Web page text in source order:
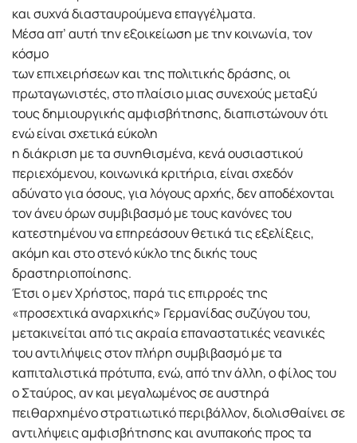
και συχνά διασταυρούμενα επαγγέλματα.
Μέσα απ’ αυτή την εξοικείωση με την κοινωνία, τον
κόσμο
των επιχειρήσεων και της πολιτικής δράσης, οι
πρωταγωνιστές, στο πλαίσιο μιας συνεχούς μεταξύ
τους δημιουργικής αμφισβήτησης, διαπιστώνουν ότι
ενώ είναι σχετικά εύκολη
η διάκριση με τα συνηθισμένα, κενά ουσιαστικού
περιεχόμενου, κοινωνικά κριτήρια, είναι σχεδόν
αδύνατο για όσους, για λόγους αρχής, δεν αποδέχονται
τον άνευ όρων συμβιβασμό με τους κανόνες του
κατεστημένου να επηρεάσουν θετικά τις εξελίξεις,
ακόμη και στο στενό κύκλο της δικής τους
δραστηριοποίησης.
Έτσι ο μεν Χρήστος, παρά τις επιρροές της
«προσεχτικά αναρχικής» Γερμανίδας συζύγου του,
μετακινείται από τις ακραία επαναστατικές νεανικές
του αντιλήψεις στον πλήρη συμβιβασμό με τα
καπιταλιστικά πρότυπα, ενώ, από την άλλη, ο φίλος του
ο Σταύρος, αν και μεγαλωμένος σε αυστηρά
πειθαρχημένο στρατιωτικό περιβάλλον, διολισθαίνει σε
αντιλήψεις αμφισβήτησης και ανυπακοής προς τα